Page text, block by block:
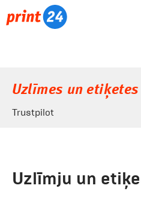
Uzlīmes un etiķetes
Trustpilot
Uzlīmju un